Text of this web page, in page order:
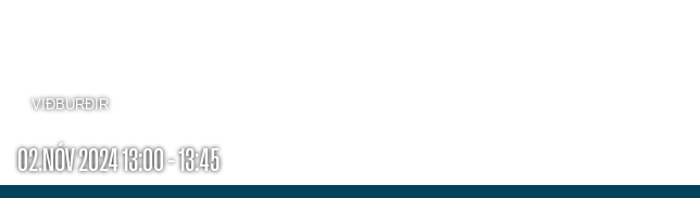
VIÐBURÐIR
02.NÓV 2024 13:00 - 13:45